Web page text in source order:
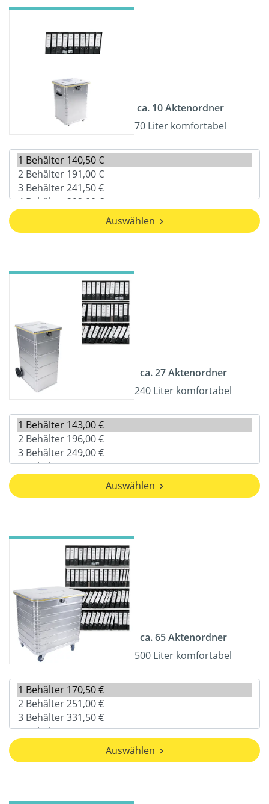
ca. 10 Aktenordner
70 Liter komfortabel
Auswählen
ca. 27 Aktenordner
240 Liter komfortabel
Auswählen
ca. 65 Aktenordner
500 Liter komfortabel
Auswählen